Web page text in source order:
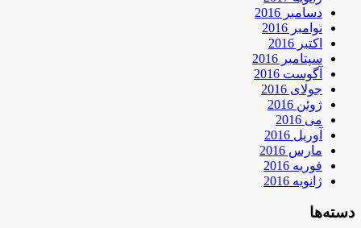
دسامبر 2016
نوامبر 2016
اکتبر 2016
سپتامبر 2016
آگوست 2016
جولای 2016
ژوئن 2016
می 2016
آوریل 2016
مارس 2016
فوریه 2016
ژانویه 2016
دسته‌ها